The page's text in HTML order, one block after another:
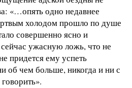
«…опять одно недавнее
холодом прошло по душе
совершенно ясно и
ужасную ложь, что не
придется ему успеть
об чем больше, никогда и ни с